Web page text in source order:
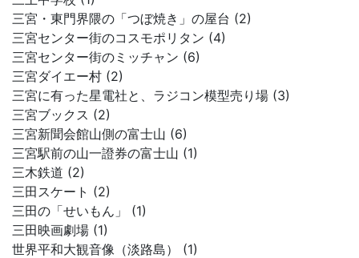
三宮・東門界隈の「つぼ焼き」の屋台 (2)
三宮センター街のコスモポリタン (4)
三宮センター街のミッチャン (6)
三宮ダイエー村 (2)
三宮に有った星電社と、ラジコン模型売り場 (3)
三宮ブックス (2)
三宮新聞会館山側の富士山 (6)
三宮駅前の山一證券の富士山 (1)
三木鉄道 (2)
三田スケート (2)
三田の「せいもん」 (1)
三田映画劇場 (1)
世界平和大観音像（淡路島） (1)